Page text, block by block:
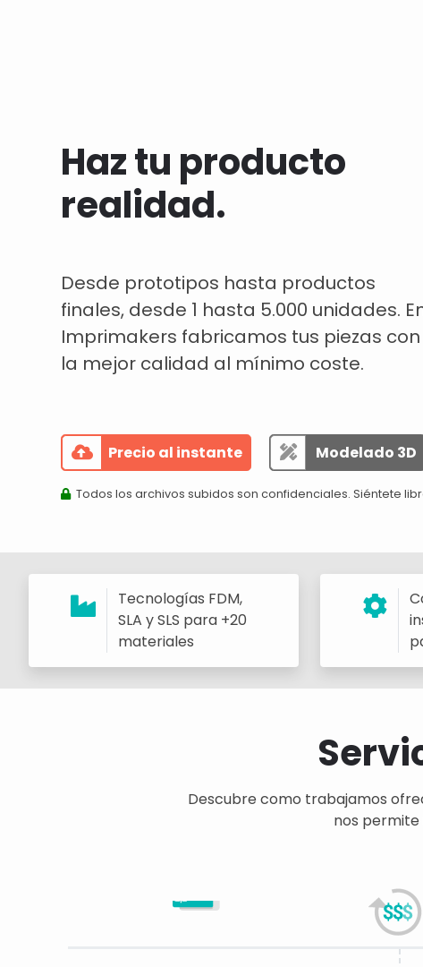
Haz tu producto
realidad.
Desde prototipos hasta productos
finales, desde 1 hasta 5.000 unidades.
Imprimakers fabricamos tus piezas con
la mejor calidad al mínimo coste.
Precio al instante Modelado 3D
Todos los archivos subidos son confidenciales. Siéntete
Tecnologías FDM,
SLA y SLS para +20
materiales
Descubre como trabajamos
nos